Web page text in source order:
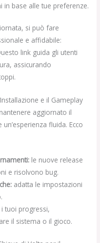
in base alle tue preferenze.
si può fare
e affidabile:
link guida gli utenti
assicurando
e il Gameplay
aggiornato il
fluida. Ecco
le nuove release
e risolvono bug.
adatta le impostazioni
i tuoi progressi,
il sistema o il gioco.